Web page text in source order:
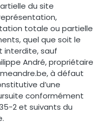
du site
totale ou partielle
quel que soit le
interdite, sauf
André, propriétaire
à défaut
d’une
conformément
2 et suivants du